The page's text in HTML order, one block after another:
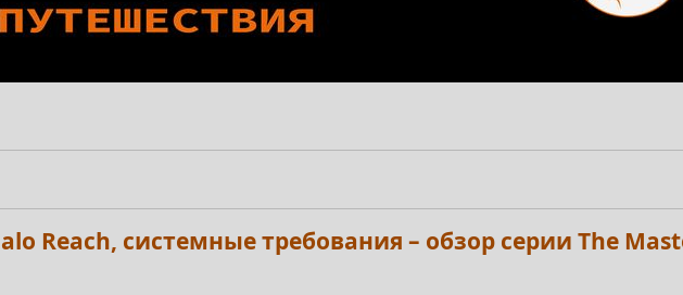
Reach, системные требования – обзор серии The